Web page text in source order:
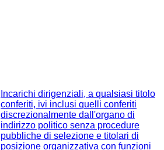
Incarichi dirigenziali, a qualsiasi titolo
conferiti, ivi inclusi quelli conferiti
discrezionalmente dall'organo di
indirizzo politico senza procedure
pubbliche di selezione e titolari di
posizione organizzativa con funzioni